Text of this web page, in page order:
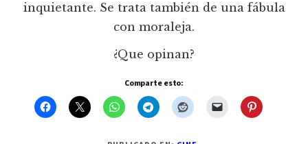
inquietante. Se trata también de una fábula
con moraleja.
¿Que opinan?
Comparte esto: